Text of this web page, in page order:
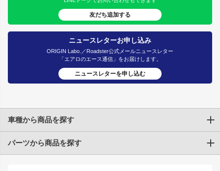
友だち追加する
ニュースレターお申し込み
ORIGIN Labo.／Roadster公式メールニュースレター
「エアロのエース通信」をお届けします。
ニュースレターを申し込む
車種から商品を探す
トヨタ
パーツから商品を探す